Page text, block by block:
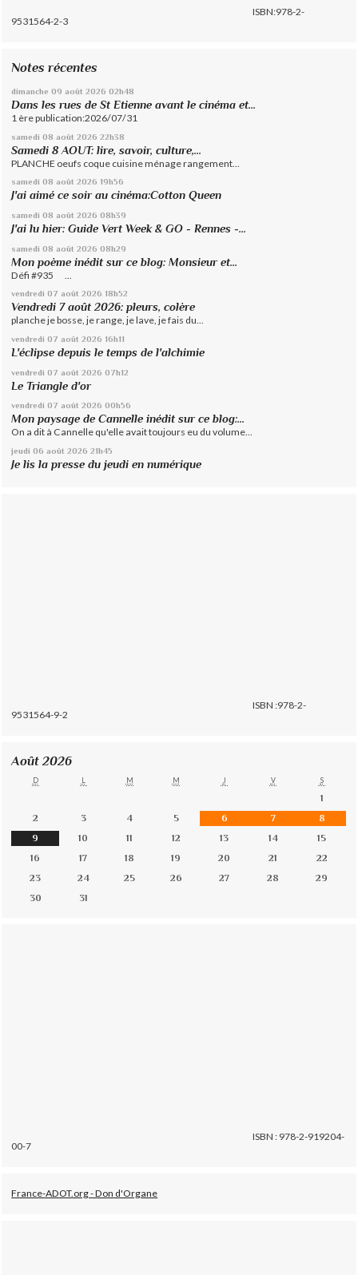
ISBN:978-2-
9531564-2-3
Notes récentes
dimanche 09 août 2026 02h48
Dans les rues de St Etienne avant le cinéma et...
1 ère publication:2026/07/31
samedi 08 août 2026 22h38
Samedi 8 AOUT: lire, savoir, culture,...
PLANCHE oeufs coque cuisine ménage rangement...
samedi 08 août 2026 19h56
J'ai aimé ce soir au cinéma:Cotton Queen
samedi 08 août 2026 08h39
J'ai lu hier: Guide Vert Week & GO - Rennes -...
samedi 08 août 2026 08h29
Mon poème inédit sur ce blog: Monsieur et...
Défi #935 ...
vendredi 07 août 2026 18h52
Vendredi 7 août 2026: pleurs, colère
planche je bosse, je range, je lave, je fais du...
vendredi 07 août 2026 16h11
L'éclipse depuis le temps de l'alchimie
vendredi 07 août 2026 07h12
Le Triangle d'or
vendredi 07 août 2026 00h56
Mon paysage de Cannelle inédit sur ce blog:...
On a dit à Cannelle qu'elle avait toujours eu du volume...
jeudi 06 août 2026 21h45
Je lis la presse du jeudi en numérique
ISBN :978-2-
9531564-9-2
Août 2026
D L M M J V S
1
2
3 4 5 6 7
8
9
10 11 12 13 14
15
16
17 18 19 20 21
22
23
24 25 26 27 28
29
30
31
ISBN : 978-2-919204-
00-7
France-ADOT.org - Don d'Organe